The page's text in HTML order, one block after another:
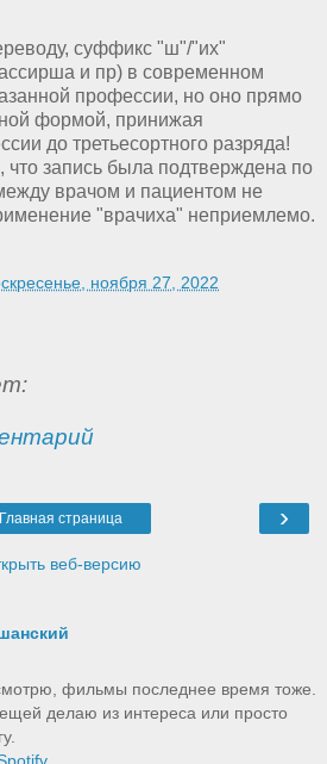
суффикс "ш"/"их"
и пр) в современном
профессии, но оно прямо
формой, принижая
до третьесортного разряда!
что запись была подтверждена по
врачом и пациентом не
"врачиха" неприемлемо.
ноября 27, 2022
›
Главная страница
веб-версию
фильмы последнее время тоже.
делаю из интереса или просто